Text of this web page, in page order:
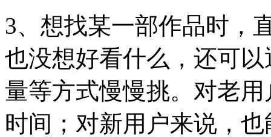
3、想找某一部作品时，
也没想好看什么，还可
量等方式慢慢挑。对老
时间；对新用户来说，